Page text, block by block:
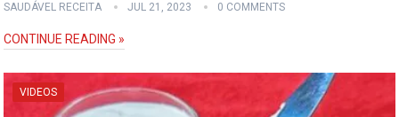
SAUDÁVEL RECEITA JUL 21, 2023 0 COMMENTS
CONTINUE READING »
VIDEOS